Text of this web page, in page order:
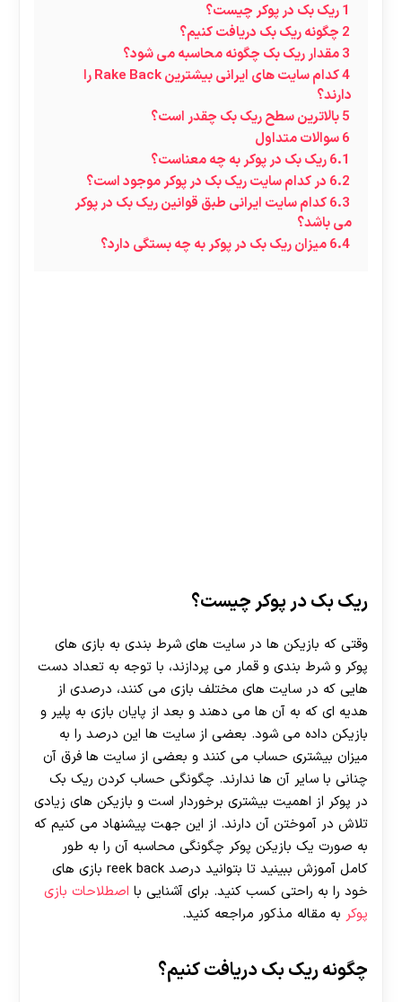
1ریک بک در پوکر چیست؟
2 چگونه ریک بک دریافت کنیم؟
3مقدار ریک بک چگونه محاسبه می شود؟
4
کدام سایت های ایرانی بیشترین Rake Back را
دارند؟
5بالاترین سطح ریک بک چقدر است؟
6سوالات متداول
6.1ریک بک در پوکر به چه معناست؟
6.2 در کدام سایت ریک بک در پوکر موجود است؟
6.3کدام سایت ایرانی طبق قوانین ریک بک در پوکر
می باشد؟
6.4میزان ریک بک در پوکر به چه بستگی دارد؟
ریک بک در پوکر چیست؟
وقتی که بازیکن ها در سایت های شرط بندی به بازی های
پوکر و شرط بندی و قمار می پردازند، با توجه به تعداد دست
هایی که در سایت های مختلف بازی می کنند، درصدی از
هدیه ای که به آن ها می دهند و بعد از پایان بازی به پلیر و
بازیکن داده می شود. بعضی از سایت ها این درصد را به
میزان بیشتری حساب می کنند و بعضی از سایت ها فرق آن
چنانی با سایر آن ها ندارند. چگونگی حساب کردن ریک بک
در پوکر از اهمیت بیشتری برخوردار است و بازیکن های زیادی
تلاش در آموختن آن دارند. از این جهت پیشنهاد می کنیم که
به صورت یک بازیکن پوکر چگونگی محاسبه آن را به طور
کامل آموزش ببینید تا بتوانید درصد reek back
بازی های
خود را به راحتی کسب کنید. برای آشنایی با اصطلاحات بازی
پوکر به مقاله مذکور مراجعه کنید.
چگونه ریک بک دریافت کنیم؟